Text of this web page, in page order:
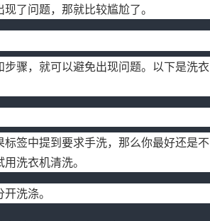
了问题，那就比较尴尬了。
骤，就可以避免出现问题。以下是洗衣
签中提到要求手洗，那么你最好还是不
洗衣机清洗。
洗涤。